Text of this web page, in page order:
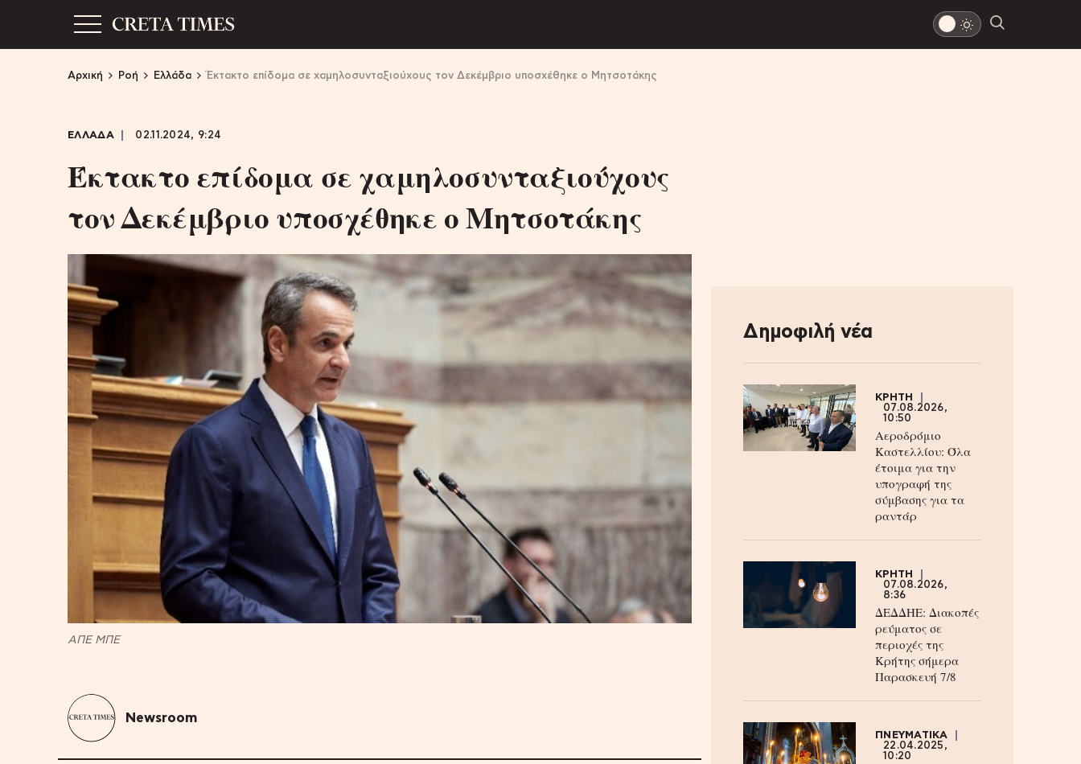
Αρχική Ροή Ελλάδα Έκτακτο επίδομα σε χαμηλοσυνταξιούχους τον Δεκέμβριο υποσχέθηκε ο Μητσοτάκης
ΕΛΛΑΔΑ 02.11.2024, 9:24
Έκτακτο επίδομα σε χαμηλοσυνταξιούχους
τον Δεκέμβριο υποσχέθηκε ο Μητσοτάκης
ΑΠΕ ΜΠΕ
Newsroom
Δημοφιλή νέα
ΚΡΗΤΗ
07.08.2026,
10:50
Αεροδρόμιο
Καστελλίου: Όλα
έτοιμα για την
υπογραφή της
σύμβασης για τα
ραντάρ
ΚΡΗΤΗ
07.08.2026,
8:36
ΔΕΔΔΗΕ: Διακοπές
ρεύματος σε
περιοχές της
Κρήτης σήμερα
Παρασκευή 7/8
ΠΝΕΥΜΑΤΙΚΑ
22.04.2025,
10:20